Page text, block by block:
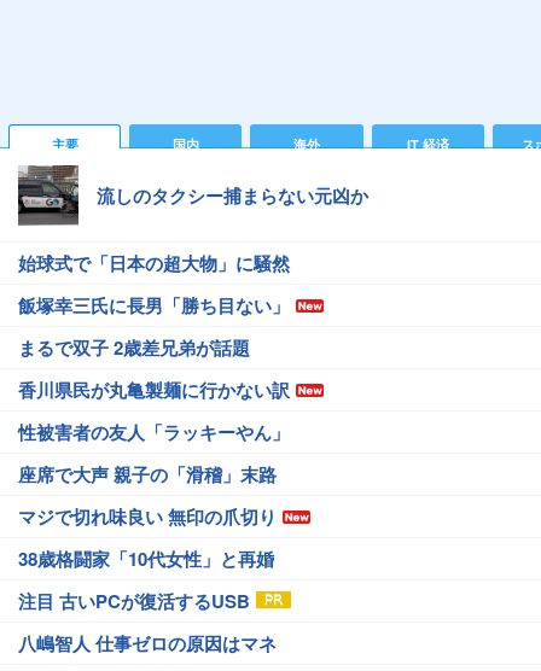
主要 国内 海外 IT 経済 ス
流しのタクシー捕まらない元凶か
始球式で「日本の超大物」に騒然
飯塚幸三氏に長男「勝ち目ない」
まるで双子 2歳差兄弟が話題
香川県民が丸亀製麺に行かない訳
性被害者の友人「ラッキーやん」
座席で大声 親子の「滑稽」末路
マジで切れ味良い 無印の爪切り
38歳格闘家「10代女性」と再婚
注目 古いPCが復活するUSB
八嶋智人 仕事ゼロの原因はマネ